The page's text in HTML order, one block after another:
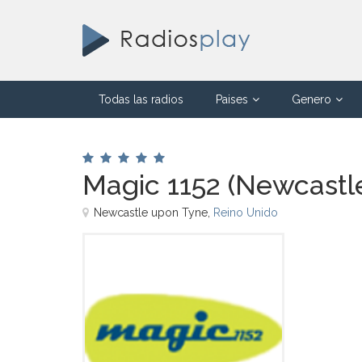
Todas las radios Paises Genero
Magic 1152
Newcastle upon Tyne, Reino Unido